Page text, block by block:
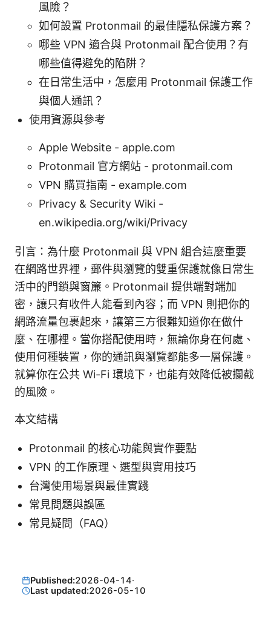
風險？
如何設置 Protonmail 的最佳隱私保護方案？
哪些 VPN 適合與 Protonmail 配合使用？有
哪些值得避免的陷阱？
在日常生活中，怎麼用 Protonmail 保護工作
與個人通訊？
使用資源與參考
Apple Website - apple.com
Protonmail 官方網站 - protonmail.com
VPN 購買指南 - example.com
Privacy & Security Wiki -
en.wikipedia.org/wiki/Privacy
引言：為什麼 Protonmail 與 VPN 組合這麼重要
在網路世界裡，郵件與瀏覽的雙重保護就像日常生
活中的門鎖與窗簾。Protonmail 提供端對端加
密，讓只有收件人能看到內容；而 VPN 則把你的
網路流量包裹起來，讓第三方很難知道你在做什
麼、在哪裡。當你搭配使用時，無論你身在何處、
使用何種裝置，你的通訊與瀏覽都能多一層保護。
就算你在公共 Wi-Fi 環境下，也能有效降低被攔截
的風險。
本文結構
Protonmail 的核心功能與實作要點
VPN 的工作原理、選型與實用技巧
台灣使用場景與最佳實踐
常見問題與誤區
常見疑問（FAQ）
Published:2026-04-14·
Last updated:2026-05-10